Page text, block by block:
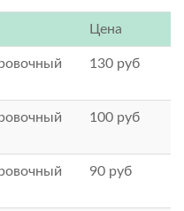
Цена
130 руб
100 руб
90 руб